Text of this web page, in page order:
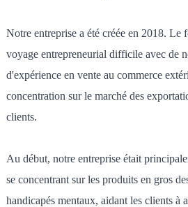
Notre entreprise a été créée en 2018. Le
voyage entrepreneurial difficile avec de
d'expérience en vente au commerce
concentration sur le marché des
clients.
Au début, notre entreprise était
se concentrant sur les produits en gros
handicapés mentaux, aidant les clients à